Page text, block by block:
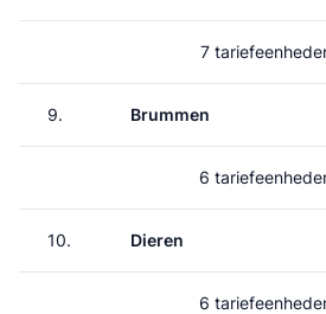
7
9. Brummen
6
10. Dieren
6